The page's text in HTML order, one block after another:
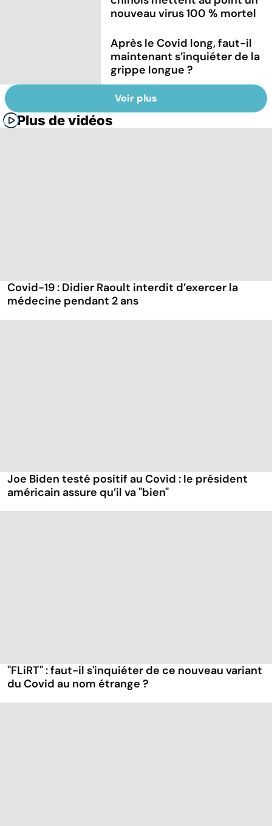
nouveau virus 100 % mortel
Après le Covid long, faut-il
maintenant s’inquiéter de la
grippe longue ?
Voir plus
Plus de vidéos
Covid-19 : Didier Raoult interdit d’exercer la
médecine pendant 2 ans
Joe Biden testé positif au Covid : le président
américain assure qu’il va "bien"
"FLiRT" : faut-il s'inquiéter de ce nouveau variant
du Covid au nom étrange ?